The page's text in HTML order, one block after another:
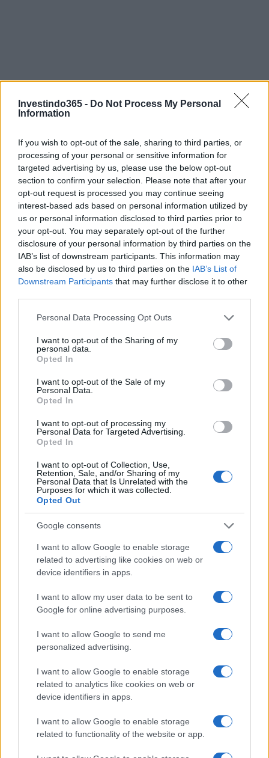
Investindo365 - Do Not Process My Personal
Information
If you wish to opt-out of the sale, sharing to third parties, or
processing of your personal or sensitive information for
targeted advertising by us, please use the below opt-out
section to confirm your selection. Please note that after your
opt-out request is processed you may continue seeing
interest-based ads based on personal information utilized by
us or personal information disclosed to third parties prior to
your opt-out. You may separately opt-out of the further
disclosure of your personal information by third parties on the
IAB’s list of downstream participants. This information may
also be disclosed by us to third parties on the IAB’s List of
Downstream Participants that may further disclose it to other
Please note that this website/app uses one or more Google
not limited to your visit or usage behaviour. You may click to
grant or deny consent to Google and its third-party tags to
use your data for below specified purposes in below Google
consent section.
Personal Data Processing Opt Outs
I want to opt-out of the Sharing of my
personal data.
Opted In
I want to opt-out of the Sale of my
Personal Data.
Opted In
I want to opt-out of processing my
Personal Data for Targeted Advertising.
Opted In
I want to opt-out of Collection, Use,
Retention, Sale, and/or Sharing of my
Personal Data that Is Unrelated with the
Purposes for which it was collected.
Opted Out
Google consents
I want to allow Google to enable storage
related to advertising like cookies on web or
device identifiers in apps.
I want to allow my user data to be sent to
Google for online advertising purposes.
I want to allow Google to send me
personalized advertising.
I want to allow Google to enable storage
related to analytics like cookies on web or
device identifiers in apps.
I want to allow Google to enable storage
related to functionality of the website or app.
Continue lendo
Crescimento de 131% nos investimentos imobiliários em São
Paulo entre 2026 e 2026
Rafael Oliveira · 8 ago 2026
INVESTIMENTOS
Preparação do turismo para o Super El Niño: estratégias e
Bruno Costa · 8 ago 2026